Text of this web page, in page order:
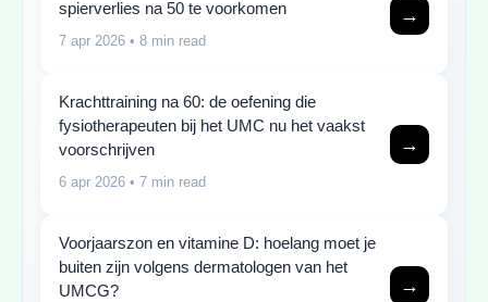
spierverlies na 50 te voorkomen
7 apr 2026 • 8 min read
→
Krachttraining na 60: de oefening die
fysiotherapeuten bij het UMC nu het vaakst
voorschrijven
6 apr 2026 • 7 min read
→
Voorjaarszon en vitamine D: hoelang moet je
buiten zijn volgens dermatologen van het
UMCG?
→